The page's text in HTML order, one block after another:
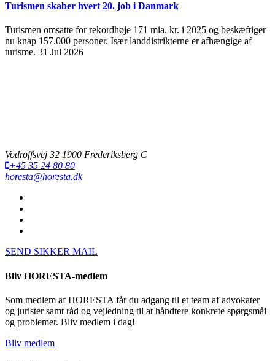
Turismen skaber hvert 20. job i Danmark
Turismen omsatte for rekordhøje 171 mia. kr. i 2025 og beskæftiger
nu knap 157.000 personer. Især landdistrikterne er afhængige af
turisme. 31 Jul 2026
Vodroffsvej 32 1900 Frederiksberg C
+45 35 24 80 80
horesta@horesta.dk
SEND SIKKER MAIL
Bliv HORESTA-medlem
Som medlem af HORESTA får du adgang til et team af advokater
og jurister samt råd og vejledning til at håndtere konkrete spørgsmål
og problemer. Bliv medlem i dag!
Bliv medlem